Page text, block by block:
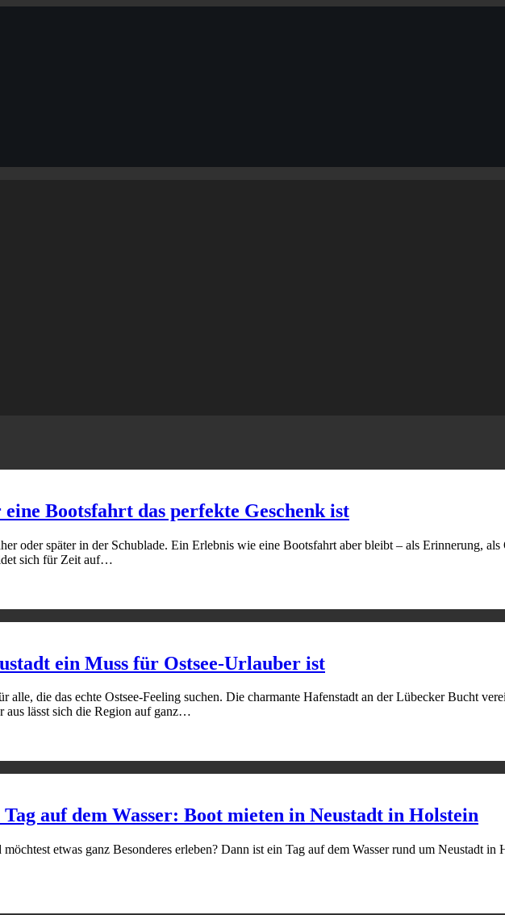
Bootsfahrt das perfekte Geschenk ist
oder später in der Schublade. Ein Erlebnis wie eine Bootsfahrt aber bleibt – als Erinnerung,
sich für Zeit auf…
ein Muss für Ostsee-Urlauber ist
alle, die das echte Ostsee-Feeling suchen. Die charmante Hafenstadt an der Lübecker Bucht
aus lässt sich die Region auf ganz…
auf dem Wasser: Boot mieten in Neustadt in Holstein
etwas ganz Besonderes erleben? Dann ist ein Tag auf dem Wasser rund um Neustadt